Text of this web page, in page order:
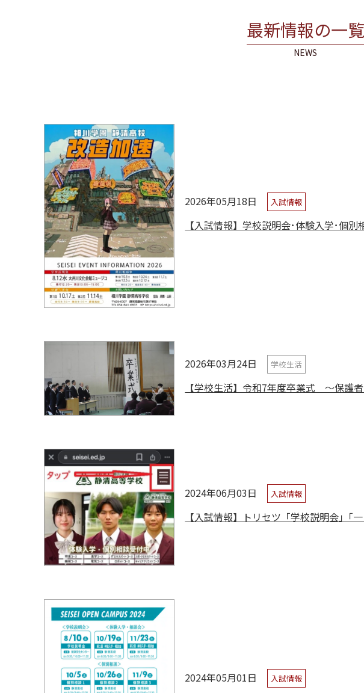
最新情報の一覧
NEWS
2026年05月18日 入試情報
【入試情報】学校説明会･体験入学･個
2026年03月24日 学校生活
【学校生活】令和7年度卒業式 ～保護
2024年06月03日 入試情報
【入試情報】トリセツ「学校説明会」｢
2024年05月01日 入試情報
学校長挨拶
教訓・教育目標
学校沿革
校歌
学校評価
いじめ防止の基本方針
公開情報
教育の特色
文理探究科
工学探究科
年間行事
部活動
進路情報
施設紹介
制服紹介
募集要項
体験入学・学校説明会
保健室からのお知らせ
図書館からのお知らせ
証明書の発行
PTA行事
事務室より
証明書の発行
同窓会のお知らせ